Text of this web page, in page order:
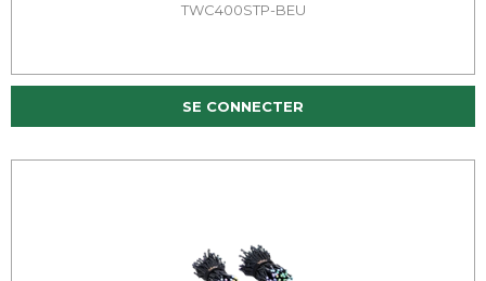
TWC400STP-BEU
SE CONNECTER